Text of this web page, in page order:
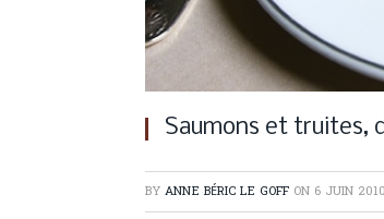
Saumons et truites,
BY ANNE BÉRIC LE GOFF ON 6 JUIN 2010